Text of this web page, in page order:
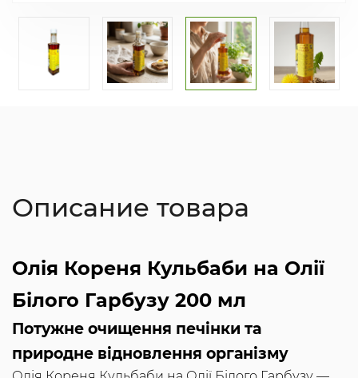
Описание товара
Олія Кореня Кульбаби на Олії
Білого Гарбузу 200 мл
Потужне очищення печінки та
природне відновлення організму